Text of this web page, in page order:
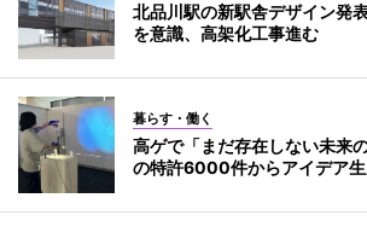
北品川駅の新駅舎デザイン発
を意識、高架化工事進む
暮らす・働く
高ゲで「まだ存在しない未来
の特許6000件からアイデア